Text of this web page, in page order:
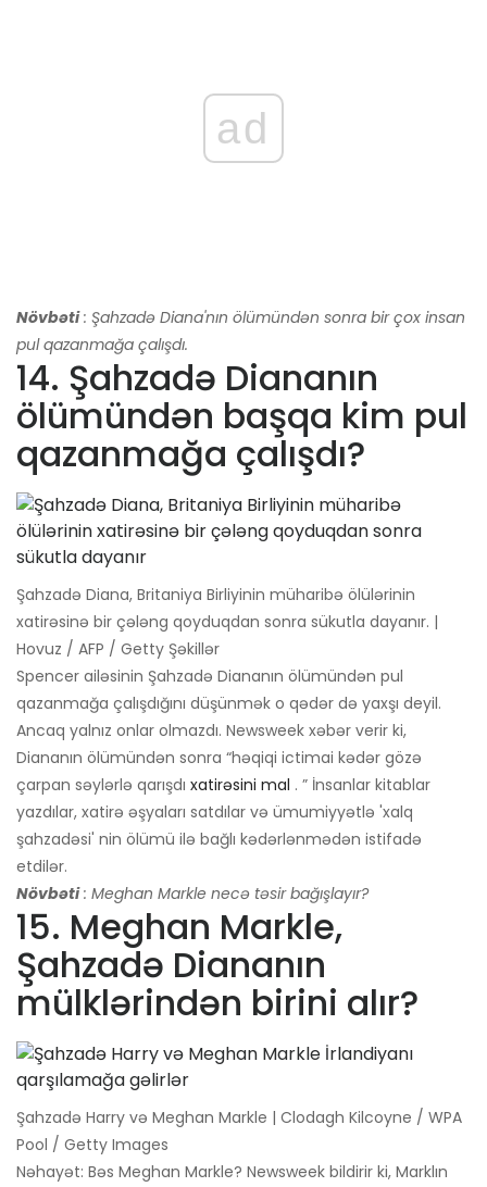
ad
Növbəti : Şahzadə Diana'nın ölümündən sonra bir çox insan
pul qazanmağa çalışdı.
14. Şahzadə Diananın
ölümündən başqa kim pul
qazanmağa çalışdı?
Şahzadə Diana, Britaniya Birliyinin müharibə ölülərinin
xatirəsinə bir çələng qoyduqdan sonra sükutla dayanır. |
Hovuz / AFP / Getty Şəkillər
Spencer ailəsinin Şahzadə Diananın ölümündən pul
qazanmağa çalışdığını düşünmək o qədər də yaxşı deyil.
Ancaq yalnız onlar olmazdı. Newsweek xəbər verir ki,
Diananın ölümündən sonra “həqiqi ictimai kədər gözə
çarpan səylərlə qarışdı xatirəsini mal . ” İnsanlar kitablar
yazdılar, xatirə əşyaları satdılar və ümumiyyətlə 'xalq
şahzadəsi' nin ölümü ilə bağlı kədərlənmədən istifadə
etdilər.
Növbəti : Meghan Markle necə təsir bağışlayır?
15. Meghan Markle,
Şahzadə Diananın
mülklərindən birini alır?
Şahzadə Harry və Meghan Markle | Clodagh Kilcoyne / WPA
Pool / Getty Images
Nəhayət: Bəs Meghan Markle? Newsweek bildirir ki, Marklın